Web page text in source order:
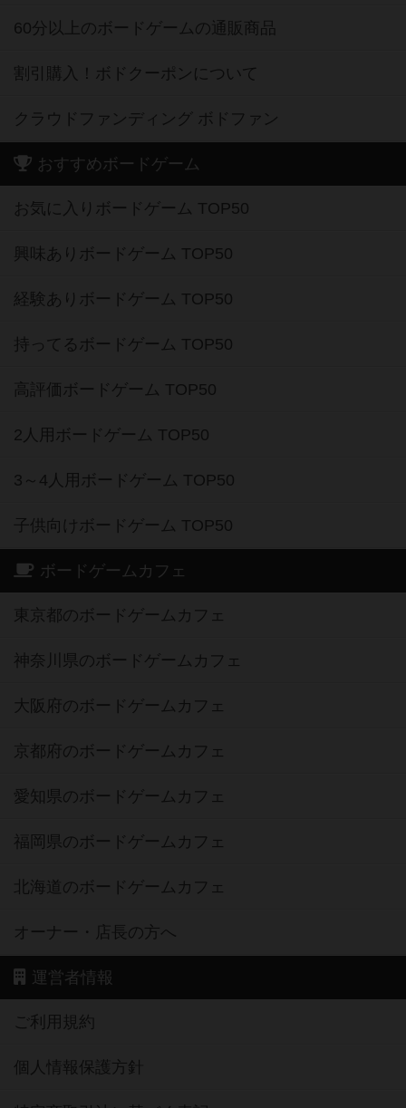
60分以上のボードゲームの通販商品
割引購入！ボドクーポンについて
クラウドファンディング ボドファン
おすすめボードゲーム
お気に入りボードゲーム TOP50
興味ありボードゲーム TOP50
経験ありボードゲーム TOP50
持ってるボードゲーム TOP50
高評価ボードゲーム TOP50
2人用ボードゲーム TOP50
3～4人用ボードゲーム TOP50
子供向けボードゲーム TOP50
ボードゲームカフェ
東京都のボードゲームカフェ
神奈川県のボードゲームカフェ
大阪府のボードゲームカフェ
京都府のボードゲームカフェ
愛知県のボードゲームカフェ
福岡県のボードゲームカフェ
北海道のボードゲームカフェ
オーナー・店長の方へ
運営者情報
ご利用規約
個人情報保護方針